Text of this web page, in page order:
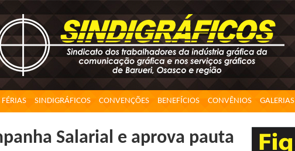
SINDIGRÁFICOS CONVENÇÕES BENEFÍCIOS CONVÊNIOS GALERIAS
Salarial e aprova pauta